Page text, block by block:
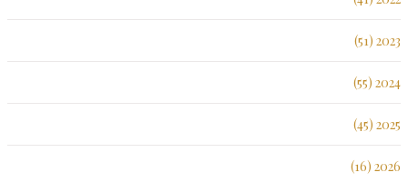
2023 (51)
2024 (55)
2025 (45)
2026 (16)